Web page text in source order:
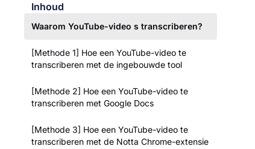
Inhoud
Waarom YouTube-video s transcriberen?
[Methode 1] Hoe een YouTube-video te
transcriberen met de ingebouwde tool
[Methode 2] Hoe een YouTube-video te
transcriberen met Google Docs
[Methode 3] Hoe een YouTube-video te
transcriberen met de Notta Chrome-extensie